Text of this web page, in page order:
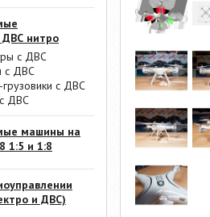
ДВС нитро
с ДВС
с ДВС
с ДВС
ДВС
машины на
1:5 и 1:8
и ДВС)